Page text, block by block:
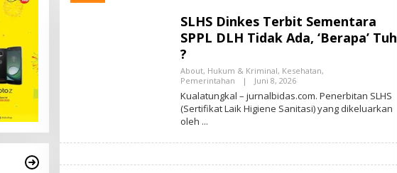
SLHS Dinkes Terbit Sementara
SPPL DLH Tidak Ada, ‘Berapa’ Tuh
?
About, Hukum & Kriminal, Kesehatan,
Pemerintahan
| Juni 8, 2026O
E
H
Kualatungkal – jurnalbidas.com. Penerbitan SLHS
(Sertifikat Laik Higiene Sanitasi) yang dikeluarkan
oleh